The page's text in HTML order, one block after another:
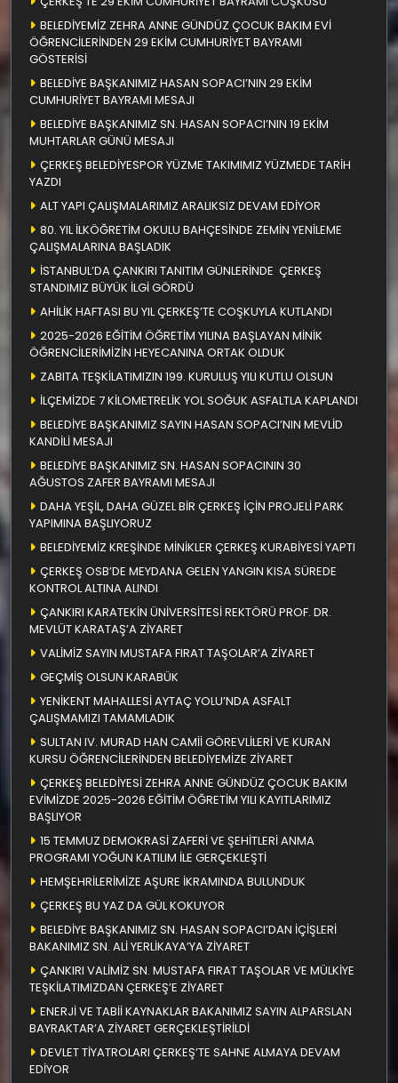
BELEDİYEMİZ ZEHRA ANNE GÜNDÜZ ÇOCUK BAKIM EVİ
ÖĞRENCİLERİNDEN 29 EKİM CUMHURİYET BAYRAMI
GÖSTERİSİ
BELEDİYE BAŞKANIMIZ HASAN SOPACI’NIN 29 EKİM
CUMHURİYET BAYRAMI MESAJI
BELEDİYE BAŞKANIMIZ SN. HASAN SOPACI’NIN 19 EKİM
MUHTARLAR GÜNÜ MESAJI
ÇERKEŞ BELEDİYESPOR YÜZME TAKIMIMIZ YÜZMEDE TARİH
YAZDI
ALT YAPI ÇALIŞMALARIMIZ ARALIKSIZ DEVAM EDİYOR
80. YIL İLKÖĞRETİM OKULU BAHÇESİNDE ZEMİN YENİLEME
ÇALIŞMALARINA BAŞLADIK
İSTANBUL’DA ÇANKIRI TANITIM GÜNLERİNDE ÇERKEŞ
STANDIMIZ BÜYÜK İLGİ GÖRDÜ
AHİLİK HAFTASI BU YIL ÇERKEŞ’TE COŞKUYLA KUTLANDI
2025-2026 EĞİTİM ÖĞRETİM YILINA BAŞLAYAN MİNİK
ÖĞRENCİLERİMİZİN HEYECANINA ORTAK OLDUK
ZABITA TEŞKİLATIMIZIN 199. KURULUŞ YILI KUTLU OLSUN
İLÇEMİZDE 7 KİLOMETRELİK YOL SOĞUK ASFALTLA KAPLANDI
BELEDİYE BAŞKANIMIZ SAYIN HASAN SOPACI’NIN MEVLİD
KANDİLİ MESAJI
BELEDİYE BAŞKANIMIZ SN. HASAN SOPACININ 30
AĞUSTOS ZAFER BAYRAMI MESAJI
DAHA YEŞİL, DAHA GÜZEL BİR ÇERKEŞ İÇİN PROJELİ PARK
YAPIMINA BAŞLIYORUZ
BELEDİYEMİZ KREŞİNDE MİNİKLER ÇERKEŞ KURABİYESİ YAPTI
ÇERKEŞ OSB’DE MEYDANA GELEN YANGIN KISA SÜREDE
KONTROL ALTINA ALINDI
ÇANKIRI KARATEKİN ÜNİVERSİTESİ REKTÖRÜ PROF. DR.
MEVLÜT KARATAŞ’A ZİYARET
VALİMİZ SAYIN MUSTAFA FIRAT TAŞOLAR’A ZİYARET
GEÇMİŞ OLSUN KARABÜK
YENİKENT MAHALLESİ AYTAÇ YOLU’NDA ASFALT
ÇALIŞMAMIZI TAMAMLADIK
SULTAN IV. MURAD HAN CAMİİ GÖREVLİLERİ VE KURAN
KURSU ÖĞRENCİLERİNDEN BELEDİYEMİZE ZİYARET
ÇERKEŞ BELEDİYESİ ZEHRA ANNE GÜNDÜZ ÇOCUK BAKIM
EVİMİZDE 2025-2026 EĞİTİM ÖĞRETİM YILI KAYITLARIMIZ
BAŞLIYOR
15 TEMMUZ DEMOKRASİ ZAFERİ VE ŞEHİTLERİ ANMA
PROGRAMI YOĞUN KATILIM İLE GERÇEKLEŞTİ
HEMŞEHRİLERİMİZE AŞURE İKRAMINDA BULUNDUK
ÇERKEŞ BU YAZ DA GÜL KOKUYOR
BELEDİYE BAŞKANIMIZ SN. HASAN SOPACI’DAN İÇİŞLERİ
BAKANIMIZ SN. ALİ YERLİKAYA’YA ZİYARET
ÇANKIRI VALİMİZ SN. MUSTAFA FIRAT TAŞOLAR VE MÜLKİYE
TEŞKİLATIMIZDAN ÇERKEŞ’E ZİYARET
ENERJİ VE TABİİ KAYNAKLAR BAKANIMIZ SAYIN ALPARSLAN
BAYRAKTAR’A ZİYARET GERÇEKLEŞTİRİLDİ
DEVLET TİYATROLARI ÇERKEŞ’TE SAHNE ALMAYA DEVAM
EDİYOR